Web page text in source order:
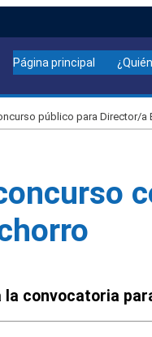
Página principal
público para Director/a
convocatoria